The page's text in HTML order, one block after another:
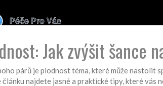
Jak zvýšit šance
párů je plodnost téma, které může nastolit
článku najdete jasné a praktické tipy, které vás